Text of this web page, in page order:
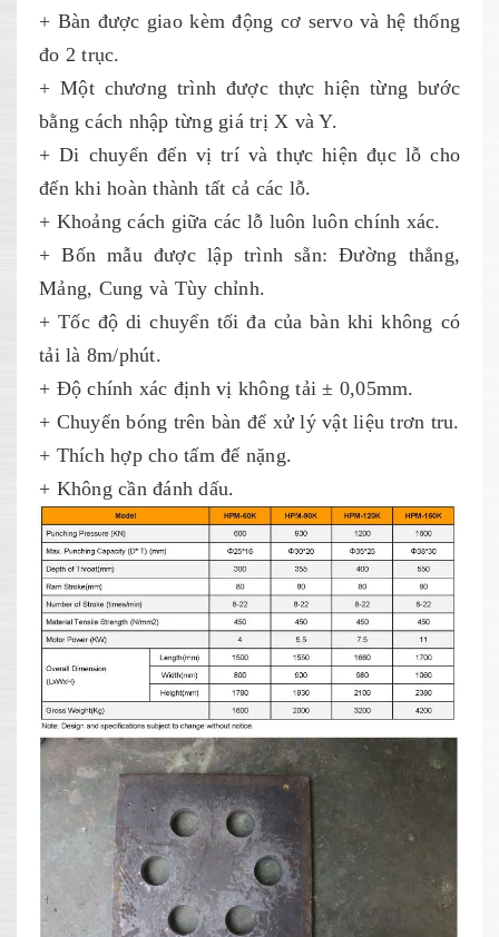
+ Bàn được giao kèm động cơ servo và hệ thống
đo 2 trục.
+ Một chương trình được thực hiện từng bước
bằng cách nhập từng giá trị X và Y.
+ Di chuyển đến vị trí và thực hiện đục lỗ cho
đến khi hoàn thành tất cả các lỗ.
+ Khoảng cách giữa các lỗ luôn luôn chính xác.
+ Bốn mẫu được lập trình sẵn: Đường thẳng,
Mảng, Cung và Tùy chỉnh.
+ Tốc độ di chuyển tối đa của bàn khi không có
tải là 8m/phút.
+ Độ chính xác định vị không tải ± 0,05mm.
+ Chuyển bóng trên bàn để xử lý vật liệu trơn tru.
+ Thích hợp cho tấm đế nặng.
+ Không cần đánh dấu.